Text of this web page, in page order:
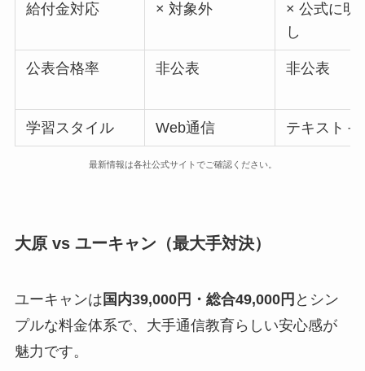
給付金対応 × 対象外
× 公式に明
し
公表合格率 非公表 非公表
学習スタイル Web通信 テキスト＋
最新情報は各社公式サイトでご確認ください。
大原 vs ユーキャン（最大手対決）
ユーキャンは 国内39,000円・総合49,000円 とシン
プルな料金体系で、大手通信教育らしい安心感が
魅力です。